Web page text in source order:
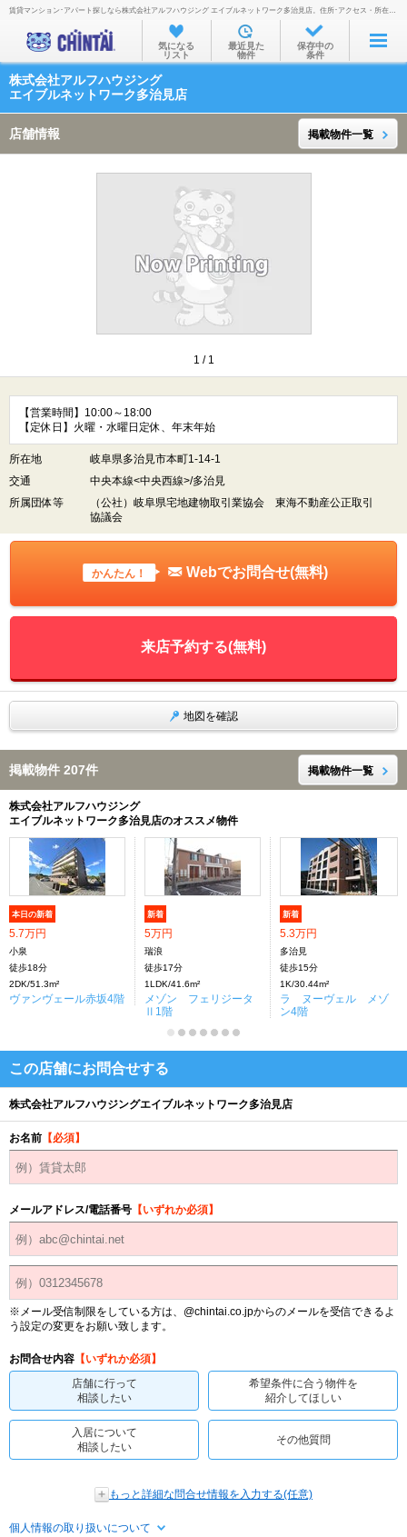
お部屋を探す
沿線・駅から
通勤通学時間から
物件特集から
不動産会社から
TOP
賃貸マンション･アパート探しなら株式会社アルフハウジング エイブルネットワーク多治見店。住所･アクセス・所在地・地図・営業時間・定休日・電話番号などを掲載。
気になる
リスト
最近見た
物件
保存中の
条件
株式会社アルフハウジング
エイブルネットワーク多治見店
店舗情報 掲載物件一覧
1 / 1
【営業時間】10:00～18:00
【定休日】火曜・水曜日定休、年末年始
所在地
岐阜県多治見市本町1-14-1
交通
中央本線<中央西線>/多治見
所属団体等
（公社）岐阜県宅地建物取引業協会 東海不動産公正取引
協議会
かんたん！ Webでお問合せ(無料)
来店予約する(無料)
地図を確認
掲載物件 207件 掲載物件一覧
株式会社アルフハウジング
エイブルネットワーク多治見店のオススメ物件
本日の新着
5.7万円
小泉
徒歩18分
2DK/51.3m²
ヴァンヴェール赤坂4階
新着
5万円
瑞浪
徒歩17分
1LDK/41.6m²
メゾン フェリジータ
Ⅱ1階
新着
5.3万円
多治見
徒歩15分
1K/30.44m²
ラ ヌーヴェル メゾ
ン4階
この店舗にお問合せする
株式会社アルフハウジングエイブルネットワーク多治見店
お名前 【必須】
メールアドレス/電話番号 【いずれか必須】
※メール受信制限をしている方は、@chintai.co.jpからのメールを受信できるよ
う設定の変更をお願い致します。
お問合せ内容 【いずれか必須】
店舗に行って
相談したい
希望条件に合う物件を
紹介してほしい
入居について
相談したい
その他質問
もっと詳細な問合せ情報を入力する(任意)
個人情報の取り扱いについて